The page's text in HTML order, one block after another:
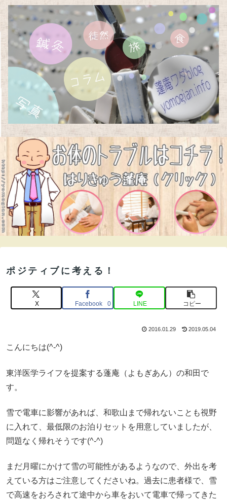
ポジティブに考える！
X Facebook 0 LINE コピー
2016.01.29 2019.05.04
こんにちは(^-^)
東洋医学ライフを提案する蓬庵（よもぎあん）の和田で
す。
雪で電車に影響があれば、和歌山まで帰れないことも視野
に入れて、最低限のお泊りセットを用意していましたが、
問題なく帰れそうです(^-^)
まだ月曜にかけて雪の可能性があるようなので、外出を考
えている方はご注意してくださいね。過去に患者様で、雪
で高速をおろされて途中から車をおいて電車で帰ってきた